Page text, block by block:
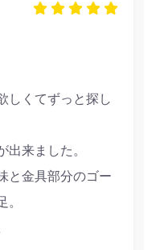
しくてずっと探し
来ました。
と金具部分のゴー